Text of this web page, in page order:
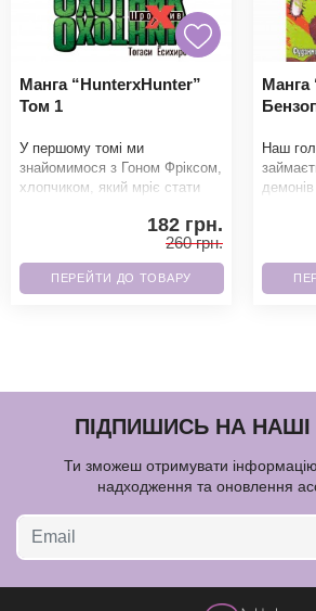
Манга “HunterxHunter”
Том 1
У першому томі ми
знайомимося з Гоном Фріксом,
хлопчиком, який мріє стати
його зниклий батько.182 грн.
260 грн.
ПЕРЕЙТИ ДО ТОВАРУ
Наш
ПІДПИШИСЬ НА
Ти зможеш отримувати
надходження та оновлення